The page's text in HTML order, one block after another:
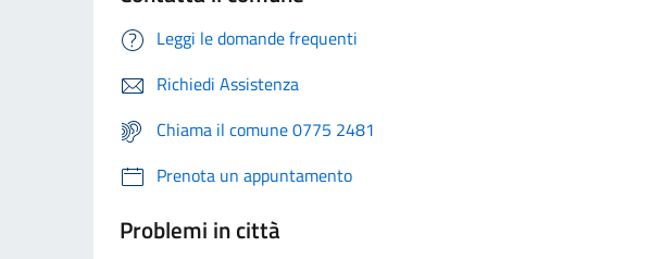
Leggi le domande frequenti
Richiedi Assistenza
Chiama il comune 0775 2481
Prenota un appuntamento
Problemi in città